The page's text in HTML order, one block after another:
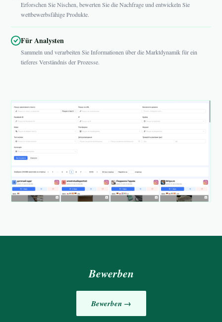
Erforschen Sie Nischen, bewerten Sie die Nachfrage und entwickeln Sie
wettbewerbsfähige Produkte.
Für Analysten
Sammeln und verarbeiten Sie Informationen über die Marktdynamik für ein
tieferes Verständnis der Prozesse.
Bewerben
Bewerben →